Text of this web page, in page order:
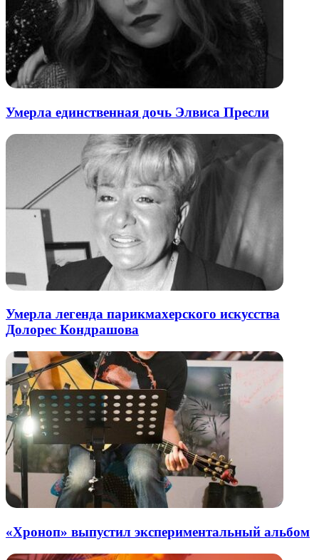
Умерла единственная дочь Элвиса Пресли
Умерла легенда парикмахерского искусства
Долорес Кондрашова
«Хроноп» выпустил экспериментальный альбом